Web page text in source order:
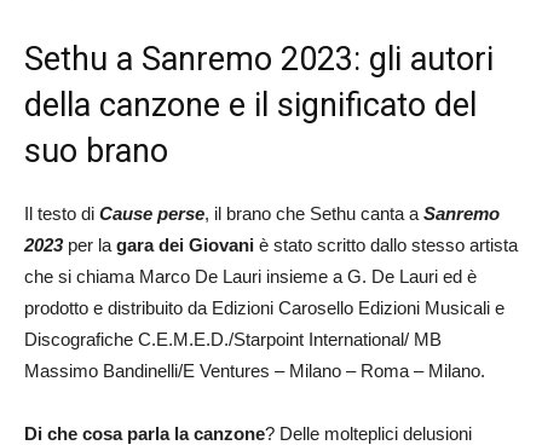
Sethu a Sanremo 2023: gli autori
della canzone e il significato del
suo brano
Il testo di Cause perse, il brano che Sethu canta a Sanremo
2023per la gara dei Giovani è stato scritto dallo stesso artista
che si chiama Marco De Lauri insieme a G. De Lauri ed è
prodotto e distribuito da Edizioni Carosello Edizioni Musicali e
Discografiche C.E.M.E.D./Starpoint International/ MB
Massimo Bandinelli/E Ventures – Milano – Roma – Milano.
Di che cosa parla la canzone? Delle molteplici delusioni